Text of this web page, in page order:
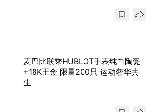
麦巴比联乘HUBLOT手表纯白陶瓷
+18K王金 限量200只 运动奢华共
生